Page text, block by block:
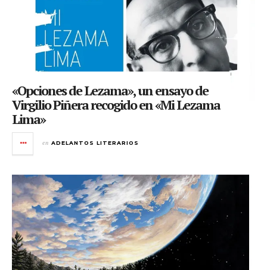
«Opciones de Lezama», un ensayo de
Virgilio Piñera recogido en «Mi Lezama
Lima»
en ADELANTOS LITERARIOS